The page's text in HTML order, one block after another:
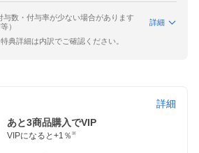
与数・付与率が少ない場合があります
）
詳細
典詳細は内訳でご確認ください。
詳細
あと3商品購入でVIP
VIPになると+1 ％ ※